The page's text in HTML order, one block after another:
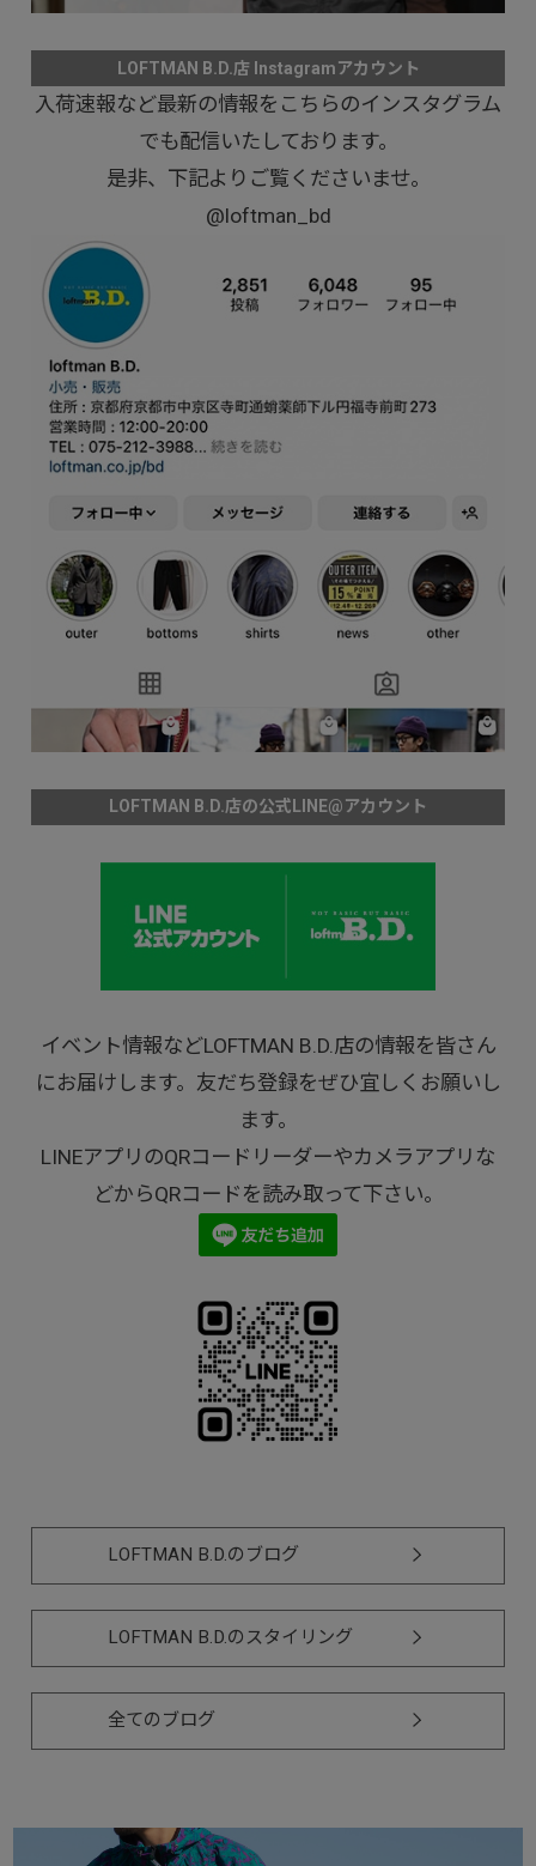
LOFTMAN B.D.店 Instagramアカウント
入荷速報など最新の情報をこちらのインスタグラム
でも配信いたしております。
是非、下記よりご覧くださいませ。
@loftman_bd
LOFTMAN B.D.店の公式LINE@アカウント
イベント情報などLOFTMAN B.D.店の情報を皆さん
にお届けします。友だち登録をぜひ宜しくお願いし
ます。
LINEアプリのQRコードリーダーやカメラアプリな
どからQRコードを読み取って下さい。
LOFTMAN B.D.のブログ
LOFTMAN B.D.のスタイリング
全てのブログ